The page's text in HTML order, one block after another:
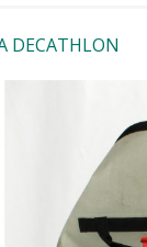
DECATHLON